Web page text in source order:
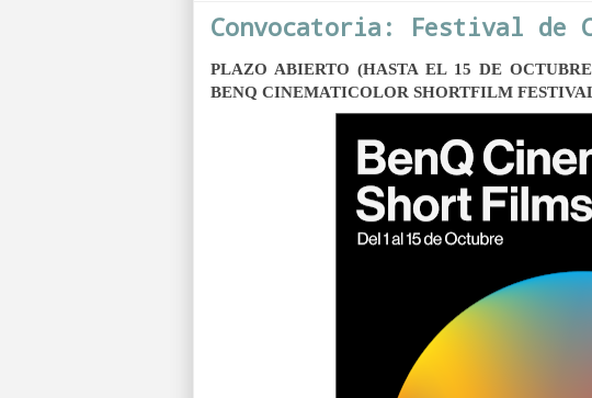
Convocatoria: Festival de
PLAZO ABIERTO (HASTA EL 15 DE
BENQ CINEMATICOLOR SHORTFILM